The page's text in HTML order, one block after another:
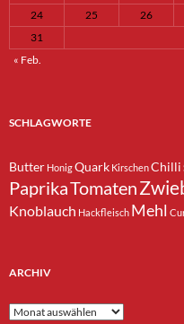
24
25 26
31
« Feb.
SCHLAGWORTE
Butter HonigQuark KirschenChilli
PaprikaTomaten
Knoblauch Hackfleisch Mehl
ARCHIV
Archiv